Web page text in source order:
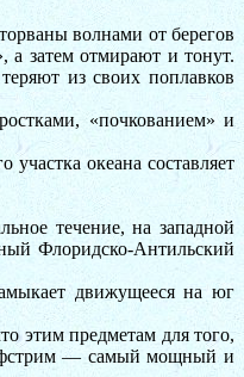
волнами от берегов
а затем отмирают и тонут.
из своих поплавков
«почкованием» и
океана составляет
течение, на западной
Флоридско-Антильский
движущееся на юг
этим предметам для того,
— самый мощный и